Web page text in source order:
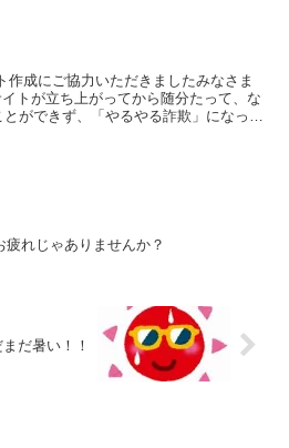
作成にご協力いただきましたみなさま
トが立ち上がってから随分たって、な
ができず、「やるやる詐欺」になって
疲れじゃありませんか？
まだ暑い！！